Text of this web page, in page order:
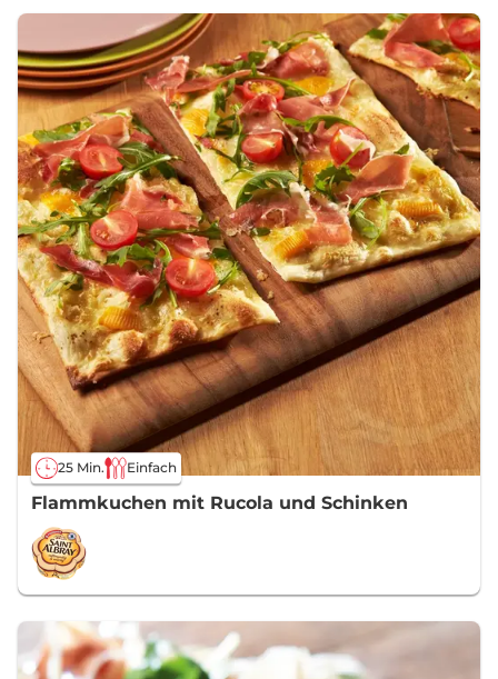
25 Min. Einfach
Flammkuchen mit Rucola und Schinken